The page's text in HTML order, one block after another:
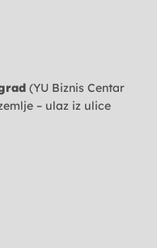
(YU Biznis Centar
– ulaz iz ulice